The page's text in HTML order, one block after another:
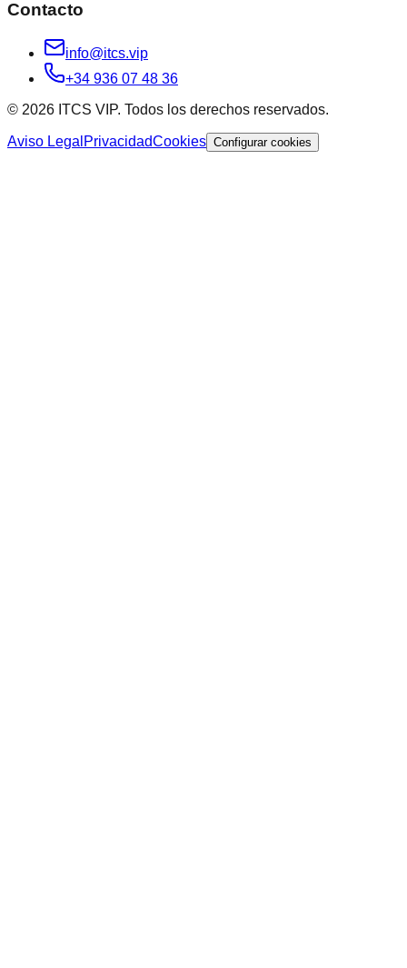
Contacto
info@itcs.vip
+34 936 07 48 36
© 2026 ITCS VIP. Todos los derechos reservados.
Aviso Legal PrivacidadCookies Configurar cookies